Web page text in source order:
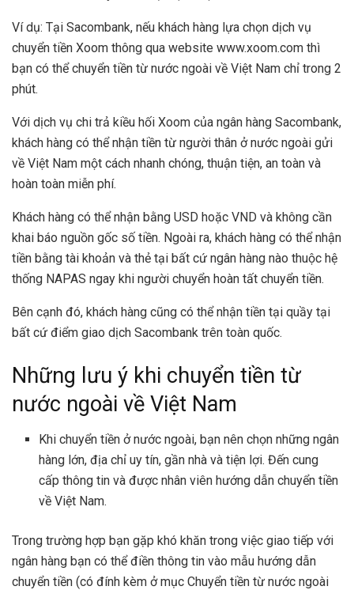
Ví dụ: Tại Sacombank, nếu khách hàng lựa chọn dịch vụ
chuyển tiền Xoom thông qua website www.xoom.com thì
bạn có thể chuyển tiền từ nước ngoài về Việt Nam chỉ trong 2
phút.
Với dịch vụ chi trả kiều hối Xoom của ngân hàng Sacombank,
khách hàng có thể nhận tiền từ người thân ở nước ngoài gửi
về Việt Nam một cách nhanh chóng, thuận tiện, an toàn và
hoàn toàn miễn phí.
Khách hàng có thể nhận bằng USD hoặc VND và không cần
khai báo nguồn gốc số tiền. Ngoài ra, khách hàng có thể nhận
tiền bằng tài khoản và thẻ tại bất cứ ngân hàng nào thuộc hệ
thống NAPAS ngay khi người chuyển hoàn tất chuyển tiền.
Bên cạnh đó, khách hàng cũng có thể nhận tiền tại quầy tại
bất cứ điểm giao dịch Sacombank trên toàn quốc.
Những lưu ý khi chuyển tiền từ
nước ngoài về Việt Nam
Khi chuyển tiền ở nước ngoài, bạn nên chọn những ngân
hàng lớn, địa chỉ uy tín, gần nhà và tiện lợi. Đến cung
cấp thông tin và được nhân viên hướng dẫn chuyển tiền
về Việt Nam.
Trong trường hợp bạn gặp khó khăn trong việc giao tiếp với
ngân hàng bạn có thể điền thông tin vào mẫu hướng dẫn
chuyển tiền (có đính kèm ở mục Chuyển tiền từ nước ngoài